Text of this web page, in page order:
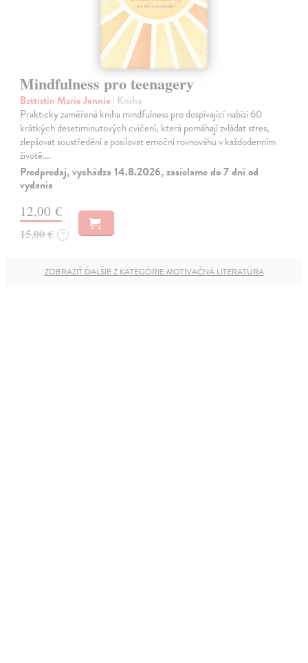
Mindfulness pro teenagery
Battistin Marie Jennie | Kniha
Prakticky zaměřená kniha mindfulness pro dospívající nabízí 60
krátkých desetiminutových cvičení, která pomáhají zvládat stres,
zlepšovat soustředění a posilovat emoční rovnováhu v každodenním
životě.…
Predpredaj, vychádza 14.8.2026, zasielame do 7 dní od
vydania
12,00 €
15,00 € ?
ZOBRAZIŤ ĎALŠIE Z KATEGÓRIE MOTIVAČNÁ LITERATÚRA